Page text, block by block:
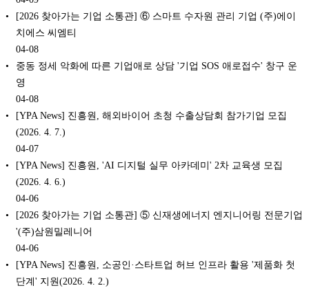
[2026 찾아가는 기업 소통관] ⑥ 스마트 수자원 관리 기업 (주)에이
치에스 씨엠티
04-08
중동 정세 악화에 따른 기업애로 상담 '기업 SOS 애로접수' 창구 운
영
04-08
[YPA News] 진흥원, 해외바이어 초청 수출상담회 참가기업 모집
(2026. 4. 7.)
04-07
[YPA News] 진흥원, 'AI 디지털 실무 아카데미' 2차 교육생 모집
(2026. 4. 6.)
04-06
[2026 찾아가는 기업 소통관] ⑤ 신재생에너지 엔지니어링 전문기업
'(주)삼원밀레니어
04-06
[YPA News] 진흥원, 소공인·스타트업 허브 인프라 활용 '제품화 첫
단계' 지원(2026. 4. 2.)